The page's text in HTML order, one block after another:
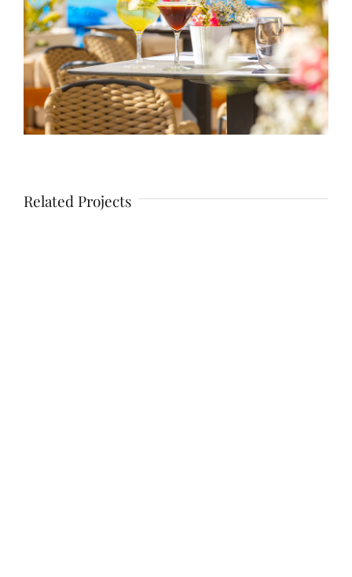
Related Projects